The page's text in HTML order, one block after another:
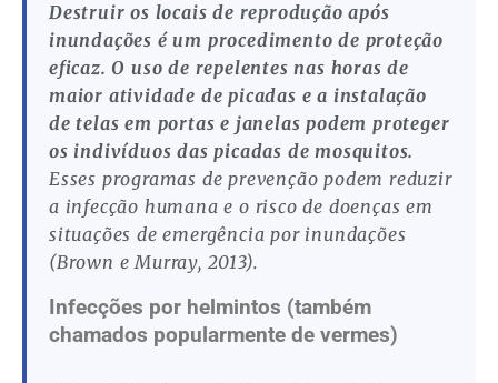
Destruir os locais de reprodução após
inundações é um procedimento de proteção
eficaz. O uso de repelentes nas horas de
maior atividade de picadas e a instalação
de telas em portas e janelas podem proteger
os indivíduos das picadas de mosquitos.
Esses programas de prevenção podem reduzir
a infecção humana e o risco de doenças em
situações de emergência por inundações
(Brown e Murray, 2013).
Infecções por helmintos (também
chamados popularmente de vermes)